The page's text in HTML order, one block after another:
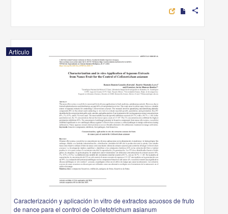
share
Artículo
Caracterización y aplicación in vitro de extractos acuosos de fruto
de nance para el control de Colletotrichum asianum